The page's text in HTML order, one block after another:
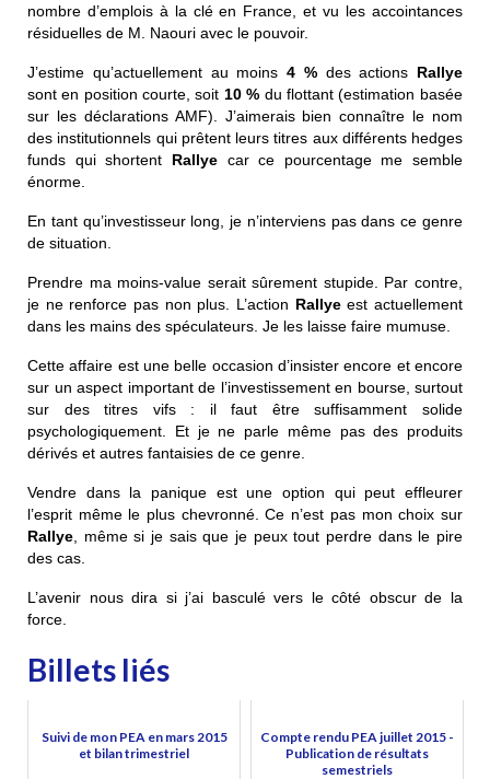
nombre d’emplois à la clé en France, et vu les accointances
résiduelles de M. Naouri avec le pouvoir.
J’estime qu’actuellement au moins 4 %des actions Rallye
sont en position courte, soit 10 % du flottant (estimation basée
sur les déclarations AMF). J’aimerais bien connaître le nom
des institutionnels qui prêtent leurs titres aux différents hedges
funds qui shortent Rallyecar ce pourcentage me semble
énorme.
En tant qu’investisseur long, je n’interviens pas dans ce genre
de situation.
Prendre ma moins-value serait sûrement stupide. Par contre,
je ne renforce pas non plus. L’action Rallyeest actuellement
dans les mains des spéculateurs. Je les laisse faire mumuse.
Cette affaire est une belle occasion d’insister encore et encore
sur un aspect important de l’investissement en bourse, surtout
sur des titres vifs : il faut être suffisamment solide
psychologiquement. Et je ne parle même pas des produits
dérivés et autres fantaisies de ce genre.
Vendre dans la panique est une option qui peut effleurer
l’esprit même le plus chevronné. Ce n’est pas mon choix sur
Rallye , même si je sais que je peux tout perdre dans le pire
des cas.
L’avenir nous dira si j’ai basculé vers le côté obscur de la
force.
Billets liés
Suivi de mon PEA en mars 2015
et bilan trimestriel
Compte rendu PEA juillet 2015 -
Publication de résultats
semestriels